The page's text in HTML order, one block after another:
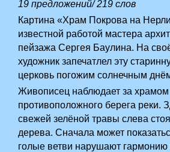
19 предложений/ 219 слов
Картина «Храм Покрова на
известной работой мастера
пейзажа Сергея Баулина. На
художник запечатлел эту
церковь погожим солнечным
Живописец наблюдает за храмом
противоположного берега реки.
свежей зелёной травы слева
дерева. Сначала может
голые ветви нарушают гармонию